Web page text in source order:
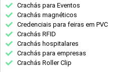
Crachás para Eventos
Crachás magnéticos
Credenciais para feiras em PVC
Crachás RFID
Crachás hospitalares
Crachás para empresas
Crachás Roller Clip